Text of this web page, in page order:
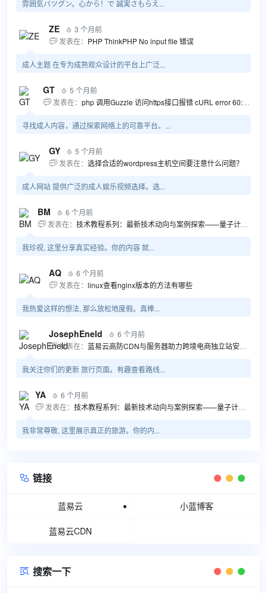
雰囲気バツグン。心から！で 誠実さもらえ...
ZE  3 个月前
 发表在： PHP ThinkPHP No input file 错误
成人主题 在专为成熟观众设计的平台上广泛...
GT  5 个月前
 发表在： php 调用Guzzle 访问https接口报错 cURL error 60: SSL certificate problem...
寻找成人内容，通过探索网络上的可靠平台。...
GY  5 个月前
 发表在： 选择合适的wordpress主机空间要注意什么问题？
成人网站 提供广泛的成人娱乐视频选择。选...
BM  6 个月前
 发表在： 技术教程系列：最新技术动向与案例探索——量子计算商业应用揭秘 该教程将深入探索最新技术动态，重点关注量子计算技术在商业领域的应用，结合具体案例阐述其背景、起因、经过和结果。同时，强调技术文档和运维文档的重要性，揭示它们在新技术发展和行业标准...
我珍视, 这里分享真实经验。你的内容 就...
AQ  6 个月前
 发表在： linux查看nginx版本的方法有哪些
我热爱这样的想法, 那么放松地度假。真棒...
JosephEneld  6 个月前
 发表在： 蓝易云高防CDN与服务器助力跨境电商独立站安全高效发展
我关注你们的更新 旅行页面。有趣查看路线...
YA  6 个月前
 发表在： 技术教程系列：最新技术动向与案例探索——量子计算商业应用揭秘 该教程将深入探索最新技术动态，重点关注量子计算技术在商业领域的应用，结合具体案例阐述其背景、起因、经过和结果。同时，强调技术文档和运维文档的重要性，揭示它们在新技术发展和行业标准...
我非常尊敬, 这里展示真正的旅游。你的内...
 链接
蓝易云 小蓝博客
蓝易云CDN
 搜索一下